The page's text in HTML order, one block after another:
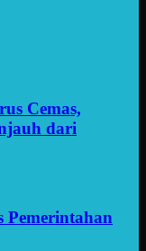
Cemas,
dari
Pemerintahan